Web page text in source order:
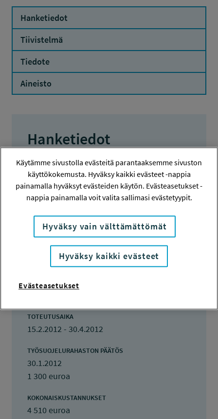
Hanketiedot
Tiivistelmä
Tiedote
Aineisto
Hanketiedot
HANKENUMERO
112004
HAKIJA
Ursula Hyrkkänen
TOTEUTTAJA
Ursula Hyrkkänen
LISÄTIETOJA
Ursula Hyrkkänen
TOTEUTUSAIKA
15.2.2012 - 30.4.2012
TYÖSUOJELURAHASTON PÄÄTÖS
30.1.2012
1 300 euroa
KOKONAISKUSTANNUKSET
4 510 euroa
Käytämme sivustolla evästeitä parantaaksemme sivuston
käyttökokemusta. Hyväksy kaikki evästeet -nappia
painamalla hyväksyt evästeiden käytön. Evästeasetukset -
nappia painamalla voit valita sallimasi evästetyypit.
Hyväksy vain välttämättömät
Hyväksy kaikki evästeet
Evästeasetukset